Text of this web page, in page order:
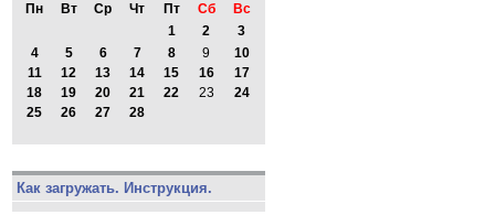
Пн
Вт Ср Чт Пт Сб
Вс
1
2
3
4
5 6 7 8 9
10
11
12 13 14 15 16
17
18
19 20 21 22 23
24
25
26 27 28
Как загружать. Инструкция.